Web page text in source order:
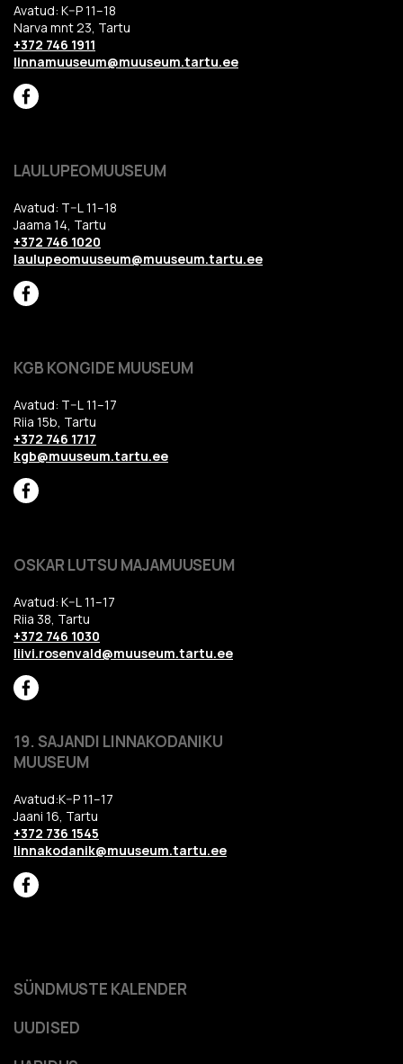
Avatud: K–P 11–18
Narva mnt 23, Tartu
+372 746 1911
linnamuuseum@muuseum.tartu.ee
LAULUPEOMUUSEUM
Avatud: T–L 11–18
Jaama 14, Tartu
+372 746 1020
laulupeomuuseum@muuseum.tartu.ee
KGB KONGIDE MUUSEUM
Avatud: T–L 11–17
Riia 15b, Tartu
+372 746 1717
kgb@muuseum.tartu.ee
OSKAR LUTSU MAJAMUUSEUM
Avatud: K–L 11–17
Riia 38, Tartu
+372 746 1030
liivi.rosenvald@muuseum.tartu.ee
19. SAJANDI LINNAKODANIKU
MUUSEUM
Avatud:K–P 11–17
Jaani 16, Tartu
+372 736 1545
linnakodanik@muuseum.tartu.ee
SÜNDMUSTE KALENDER
UUDISED